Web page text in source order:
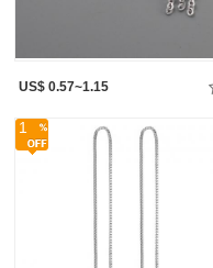
US$ 0.57~1.15
1